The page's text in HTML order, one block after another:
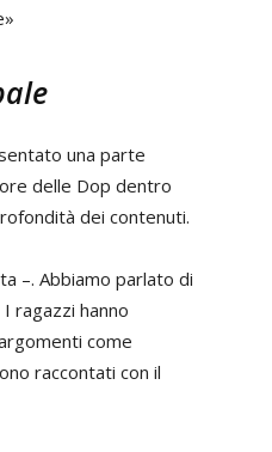
una parte
delle Dop dentro
dei contenuti.
–. Abbiamo parlato di
ragazzi hanno
come
raccontati con il